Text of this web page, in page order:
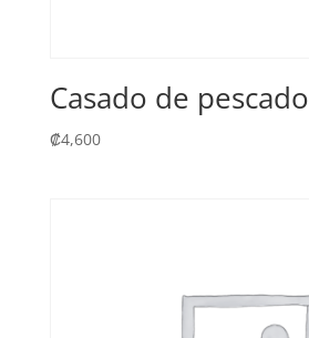
Casado de pescado
₡4,600